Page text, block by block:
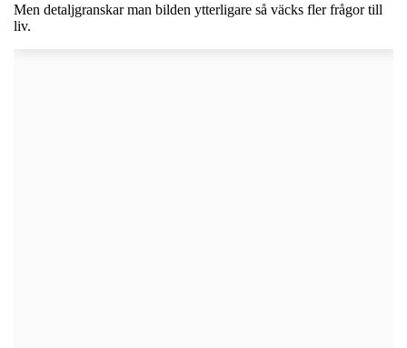
Men detaljgranskar man bilden ytterligare så väcks fler frågor till
liv.